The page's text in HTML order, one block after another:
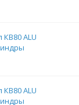
КВ80 ALU
КВ80 ALU